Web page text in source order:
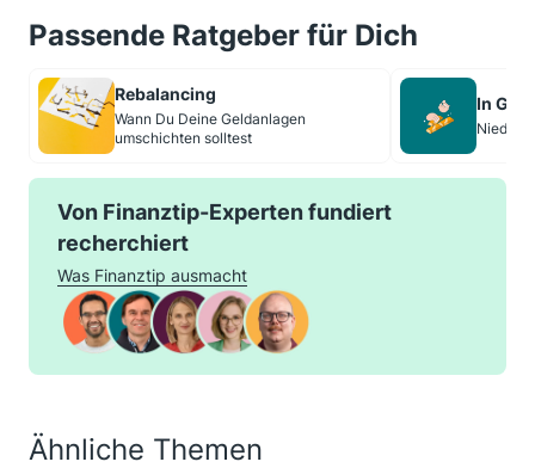
Passende Ratgeber für Dich
Rebalancing
Wann Du Deine Geldanlagen
umschichten solltest
In
Von Finanztip-Experten fundiert
recherchiert
Was Finanztip ausmacht
Ähnliche Themen